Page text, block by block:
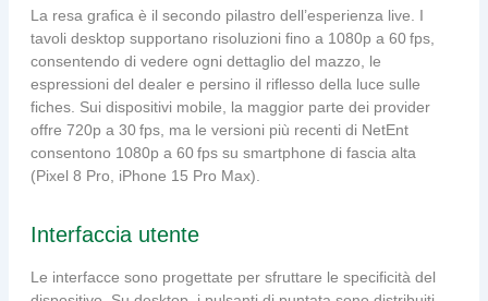
La resa grafica è il secondo pilastro dell’esperienza live. I
tavoli desktop supportano risoluzioni fino a 1080p a 60 fps,
consentendo di vedere ogni dettaglio del mazzo, le
espressioni del dealer e persino il riflesso della luce sulle
fiches. Sui dispositivi mobile, la maggior parte dei provider
offre 720p a 30 fps, ma le versioni più recenti di NetEnt
consentono 1080p a 60 fps su smartphone di fascia alta
(Pixel 8 Pro, iPhone 15 Pro Max).
Interfaccia utente
Le interfacce sono progettate per sfruttare le specificità del